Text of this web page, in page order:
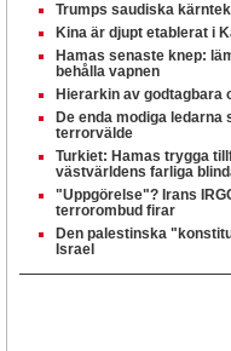
Trumps saudiska
Kina är djupt etablerat i
Hamas senaste knep:
behålla vapnen
Hierarkin av godtagbara
De enda modiga ledarna
terrorvälde
Turkiet: Hamas trygga
västvärldens farliga
"Uppgörelse"? Irans
terrorombud firar
Den palestinska
Israel